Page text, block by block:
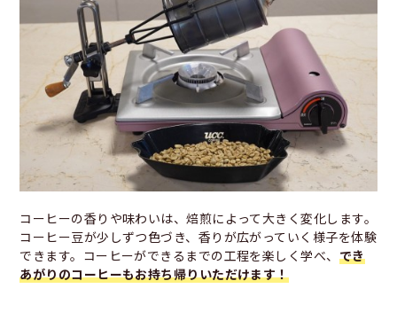
コーヒーの香りや味わいは、焙煎によって大きく変化します。
コーヒー豆が少しずつ色づき、香りが広がっていく様子を体験
できます。コーヒーができるまでの工程を楽しく学べ、 でき
あがりのコーヒーもお持ち帰りいただけます！